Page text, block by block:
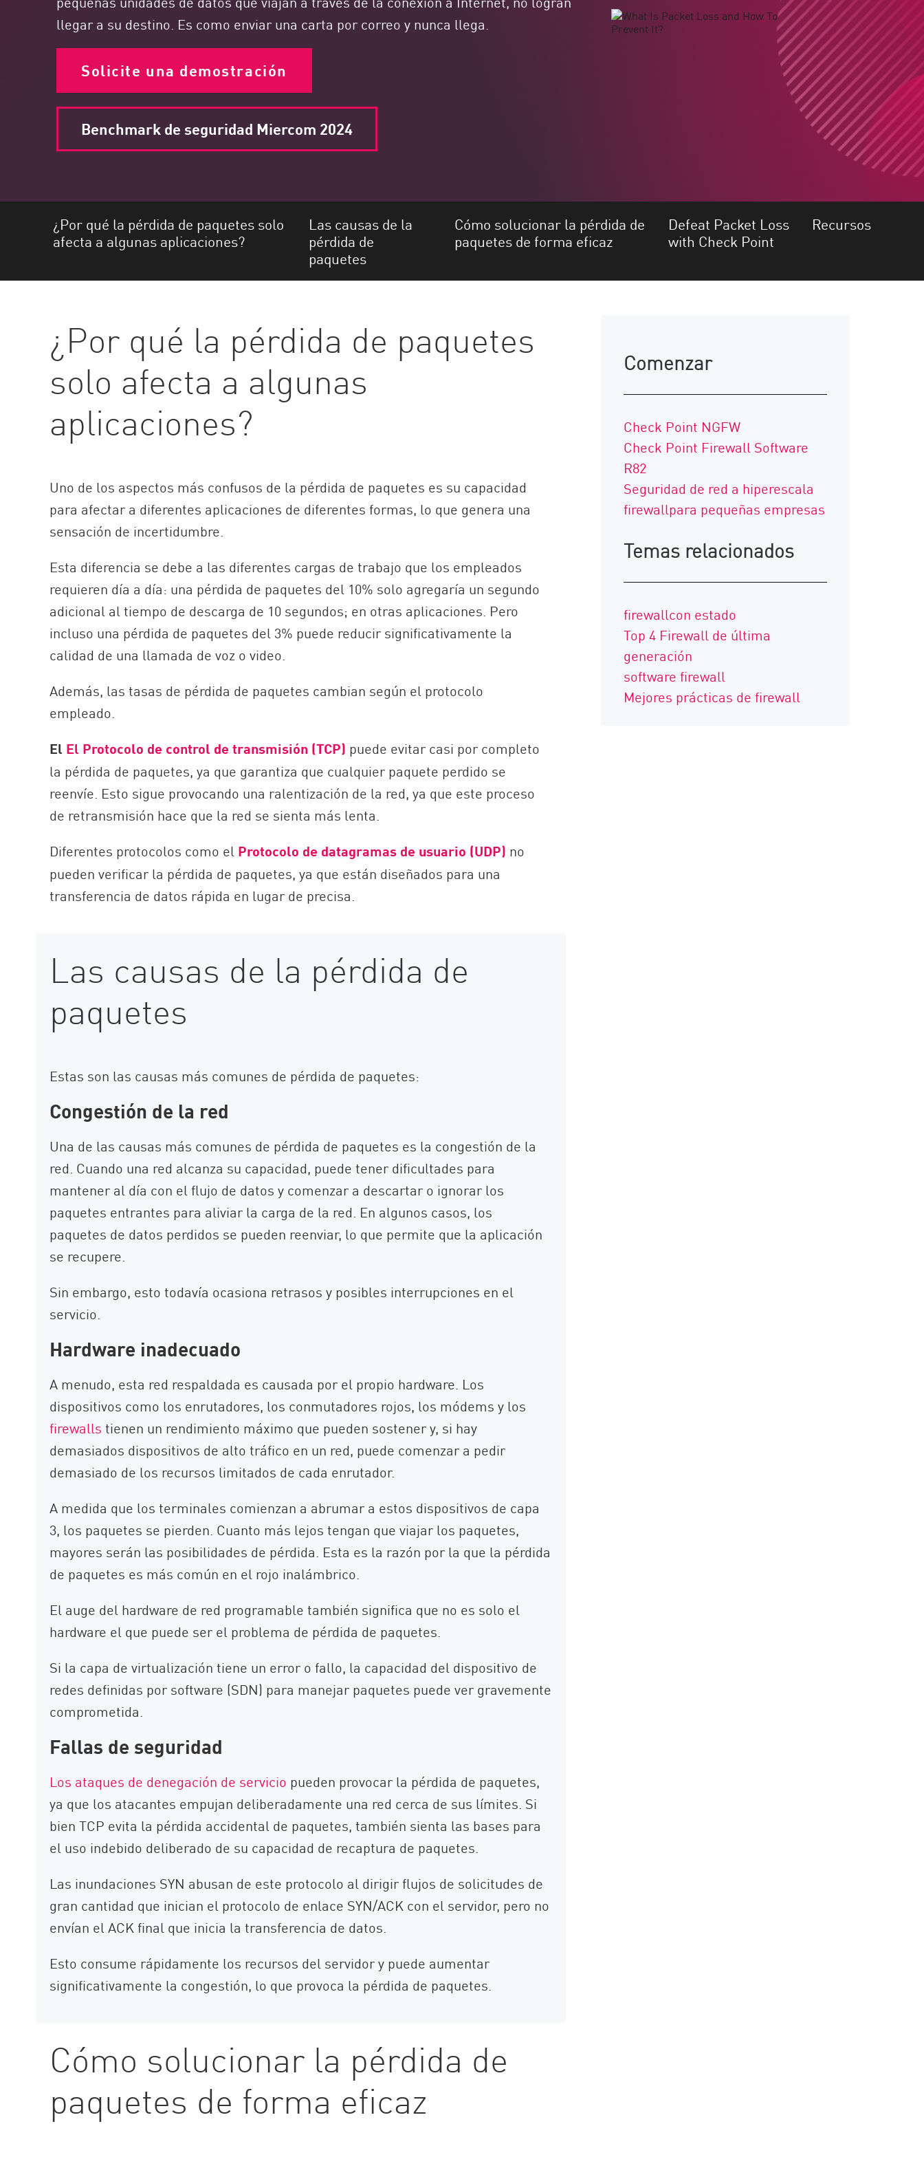
Endpoint
Navegar
Inteligencia sobre amenazas
Exposure Prioritization
INFORME DE SEGURIDAD DE IA
llegar a su destino. Es como enviar una carta por correo y nunca llega.
Solicite una demostración
Benchmark de seguridad Miercom 2024
¿Por qué la pérdida de paquetes solo
afecta a algunas aplicaciones?
Las causas de la
pérdida de
paquetes
Cómo solucionar la pérdida de
paquetes de forma eficaz
Defeat Packet Loss
with Check Point
Recursos
¿Por qué la pérdida de paquetes
solo afecta a algunas
aplicaciones?
Uno de los aspectos más confusos de la pérdida de paquetes es su capacidad
para afectar a diferentes aplicaciones de diferentes formas, lo que genera una
sensación de incertidumbre.
Esta diferencia se debe a las diferentes cargas de trabajo que los empleados
requieren día a día: una pérdida de paquetes del 10% solo agregaría un segundo
adicional al tiempo de descarga de 10 segundos; en otras aplicaciones. Pero
incluso una pérdida de paquetes del 3% puede reducir significativamente la
calidad de una llamada de voz o video.
Además, las tasas de pérdida de paquetes cambian según el protocolo
empleado.
El El Protocolo de control de transmisión (TCP) puede evitar casi por completo
la pérdida de paquetes, ya que garantiza que cualquier paquete perdido se
reenvíe. Esto sigue provocando una ralentización de la red, ya que este proceso
de retransmisión hace que la red se sienta más lenta.
Diferentes protocolos como el Protocolo de datagramas de usuario (UDP) no
pueden verificar la pérdida de paquetes, ya que están diseñados para una
transferencia de datos rápida en lugar de precisa.
Las causas de la pérdida de
paquetes
Estas son las causas más comunes de pérdida de paquetes:
Congestión de la red
Una de las causas más comunes de pérdida de paquetes es la congestión de la
red. Cuando una red alcanza su capacidad, puede tener dificultades para
mantener al día con el flujo de datos y comenzar a descartar o ignorar los
paquetes entrantes para aliviar la carga de la red. En algunos casos, los
paquetes de datos perdidos se pueden reenviar, lo que permite que la aplicación
se recupere.
Sin embargo, esto todavía ocasiona retrasos y posibles interrupciones en el
servicio.
Hardware inadecuado
A menudo, esta red respaldada es causada por el propio hardware. Los
dispositivos como los enrutadores, los conmutadores rojos, los módems y los
firewalls tienen un rendimiento máximo que pueden sostener y, si hay
demasiados dispositivos de alto tráfico en un red, puede comenzar a pedir
demasiado de los recursos limitados de cada enrutador.
A medida que los terminales comienzan a abrumar a estos dispositivos de capa
3, los paquetes se pierden. Cuanto más lejos tengan que viajar los paquetes,
mayores serán las posibilidades de pérdida. Esta es la razón por la que la pérdida
de paquetes es más común en el rojo inalámbrico.
El auge del hardware de red programable también significa que no es solo el
hardware el que puede ser el problema de pérdida de paquetes.
Si la capa de virtualización tiene un error o fallo, la capacidad del dispositivo de
redes definidas por software (SDN) para manejar paquetes puede ver gravemente
comprometida.
Fallas de seguridad
Los ataques de denegación de servicio pueden provocar la pérdida de paquetes,
ya que los atacantes empujan deliberadamente una red cerca de sus límites. Si
bien TCP evita la pérdida accidental de paquetes, también sienta las bases para
el uso indebido deliberado de su capacidad de recaptura de paquetes.
Las inundaciones SYN abusan de este protocolo al dirigir flujos de solicitudes de
gran cantidad que inician el protocolo de enlace SYN/ACK con el servidor, pero no
envían el ACK final que inicia la transferencia de datos.
Esto consume rápidamente los recursos del servidor y puede aumentar
significativamente la congestión, lo que provoca la pérdida de paquetes.
Cómo solucionar la pérdida de
paquetes de forma eficaz
Comenzar
Check Point NGFW
Check Point Firewall Software
R82
Seguridad de red a hiperescala
firewallpara pequeñas empresas
Temas relacionados
firewallcon estado
Top 4 Firewall de última
generación
software firewall
Mejores prácticas de firewall